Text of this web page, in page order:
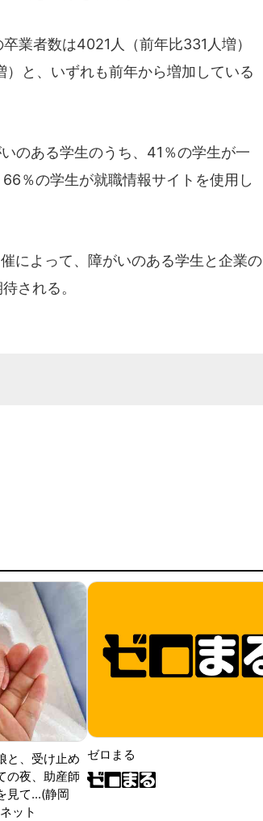
業者数は4021人（前年比331人増）
と、いずれも前年から増加している
のある学生のうち、41％の学生が一
％の学生が就職情報サイトを使用し
によって、障がいのある学生と企業の
される。
と、受け止め
の夜、助産師
見て...(静岡
ット
ゼロまる